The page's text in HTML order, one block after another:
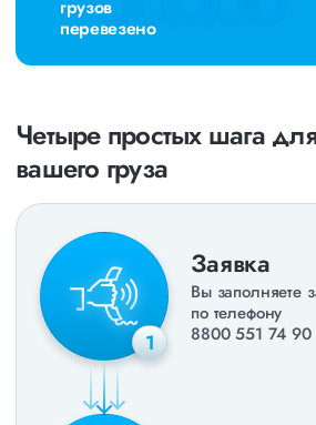
грузов
перевезено
Четыре простых шага
вашего груза
1
Заявка
Вы заполняете
по телефону
8800 551 74 90